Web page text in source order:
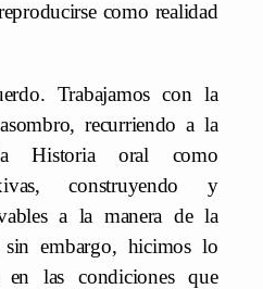
como realidad
Trabajamos con la
recurriendo a la
Historia oral como
construyendo y
a la manera de la
sin embargo, hicimos lo
las condiciones que